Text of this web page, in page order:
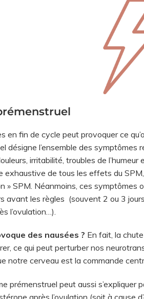
en fin de cycle peut provoquer ce
désigne l’ensemble des
irritabilité, troubles de
exhaustive de tous les effets du
» SPM. Néanmoins, ces symptômes
avant les règles (souvent 2 ou 3
l’ovulation…).
des nausées ? En fait, la
ce qui peut perturber nos
notre cerveau est la commande
prémenstruel peut aussi s’expliquer